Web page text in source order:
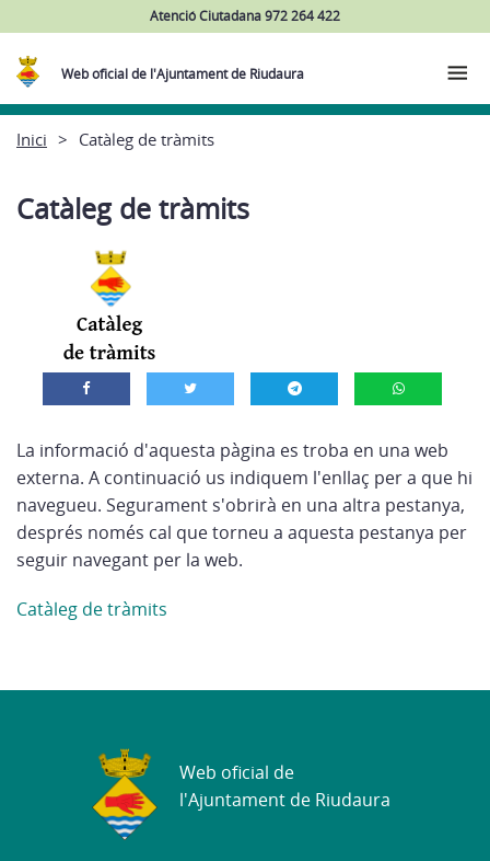
Atenció Ciutadana 972 264 422
Web oficial de l'Ajuntament de Riudaura
Inici Catàleg de tràmits
Catàleg de tràmits
La informació d'aquesta pàgina es troba en una web
externa. A continuació us indiquem l'enllaç per a que hi
navegueu. Segurament s'obrirà en una altra pestanya,
després només cal que torneu a aquesta pestanya per
seguir navegant per la web.
Catàleg de tràmits
Web oficial de
l'Ajuntament de Riudaura